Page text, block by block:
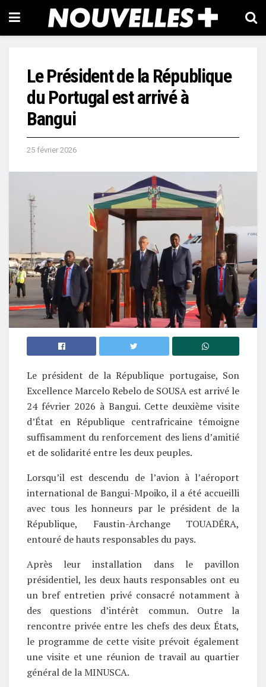
Le Président de la République
du Portugal est arrivé à
Bangui
25 février 2026
Le président de la République portugaise, Son
Excellence Marcelo Rebelo de SOUSA est arrivé le
24 février 2026 à Bangui. Cette deuxième visite
d’État en République centrafricaine témoigne
suffisamment du renforcement des liens d’amitié
et de solidarité entre les deux peuples.
Lorsqu’il est descendu de l’avion à l’aéroport
international de Bangui-Mpoiko, il a été accueilli
avec tous les honneurs par le président de la
République, Faustin-Archange TOUADÉRA,
entouré de hauts responsables du pays.
Après leur installation dans le pavillon
présidentiel, les deux hauts responsables ont eu
un bref entretien privé consacré notamment à
des questions d’intérêt commun. Outre la
rencontre privée entre les chefs des deux États,
le programme de cette visite prévoit également
une visite et une réunion de travail au quartier
général de la MINUSCA.